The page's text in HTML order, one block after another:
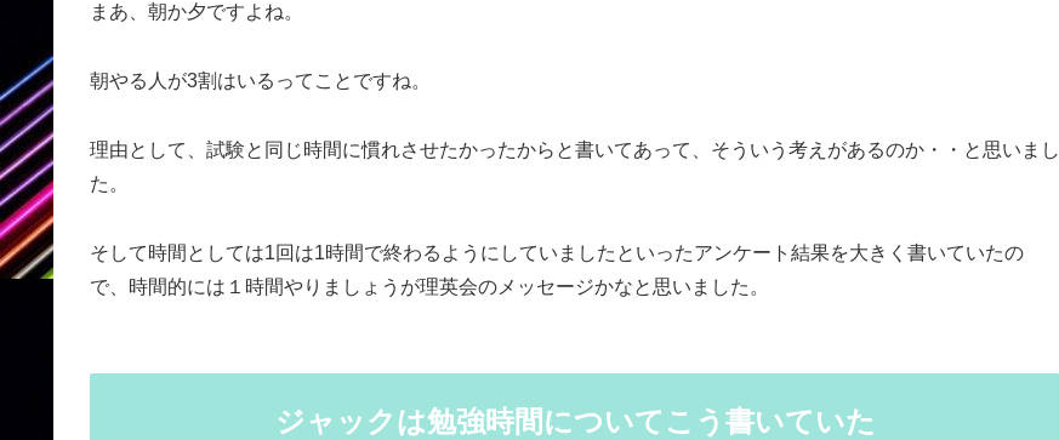
まあ、朝か夕ですよね。
朝やる人が3割はいるってことですね。
理由として、試験と同じ時間に慣れさせたかったからと書いてあって、そういう考えがあるのか・・と思いまし
た。
そして時間としては1回は1時間で終わるようにしていましたといったアンケート結果を大きく書いていたの
で、時間的には１時間やりましょうが理英会のメッセージかなと思いました。
ジャックは勉強時間についてこう書いていた